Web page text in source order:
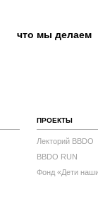
что мы делаем
ПРОЕКТЫ
Лекторий BBDO
BBDO RUN
Фонд «Дети